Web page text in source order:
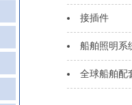
接插件
船舶照明系
全球船舶配